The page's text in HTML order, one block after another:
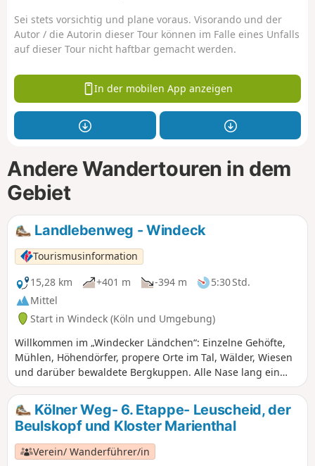
Sei stets vorsichtig und plane voraus. Visorando und der
Autor / die Autorin dieser Tour können im Falle eines Unfalls
auf dieser Tour nicht haftbar gemacht werden.
In der mobilen App anzeigen
Andere Wandertouren in dem
Gebiet
Landlebenweg - Windeck
Tourismusinformation
15,28 km
+401 m -394 m
5:30 Std.
Mittel
Start in Windeck (Köln und Umgebung)
Willkommen im „Windecker Ländchen“: Einzelne Gehöfte,
Mühlen, Höhendörfer, propere Orte im Tal, Wälder, Wiesen
und darüber bewaldete Bergkuppen. Alle Nase lang ein
Bachtal, ein Aussichtspunkt, ein Teich. Klar, dieses Relief ist
ein Auf und Ab. Und, wer hier über die Höhen von der Sieg
weg ins Land wandert, ist mittendrin im viel gerühmten
Landleben. Doch lassen Sie sich ruhig überraschen, denn
das Ländchen ist genauso idyllisch wie ideenreich.
Kölner Weg- 6. Etappe- Leuscheid, der
Beulskopf und Kloster Marienthal
Verein/ Wanderführer/in